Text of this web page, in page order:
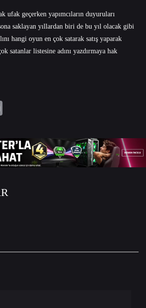
ufak geçerken yapımcıların duyuruları
saklayan yıllardan biri de bu yıl olacak gibi
hangi oyun en çok satarak satış yaparak
satanlar listesine adını yazdırmaya hak